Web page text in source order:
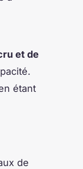
et de
étant
de